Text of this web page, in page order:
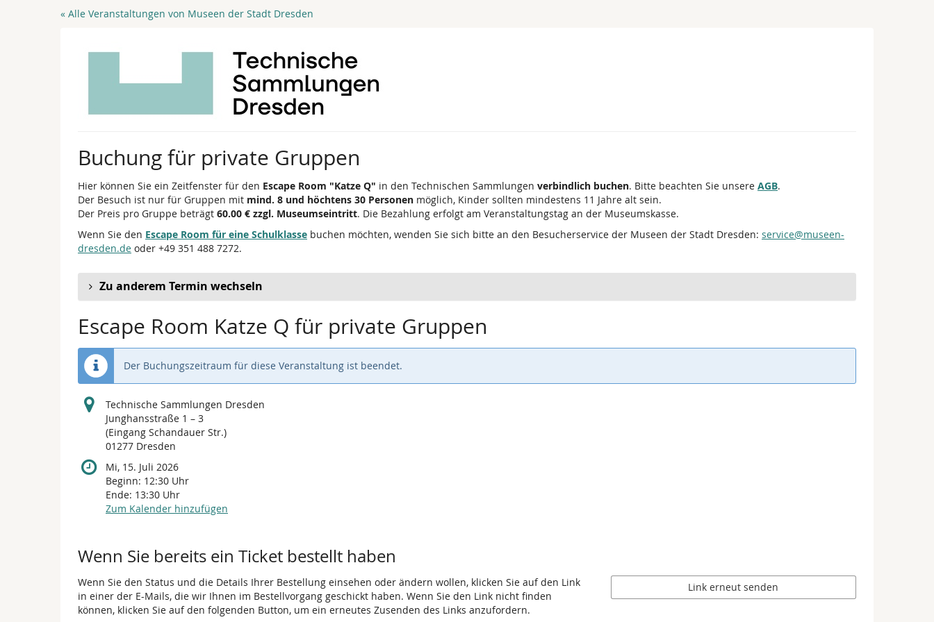
« Alle Veranstaltungen von Museen der Stadt Dresden
Buchung für private Gruppen
Hier können Sie ein Zeitfenster für den Escape Room "Katze Q" in den Technischen Sammlungen verbindlich buchen. Bitte beachten Sie unsere AGB.
Der Besuch ist nur für Gruppen mit mind. 8 und höchtens 30 Personen möglich, Kinder sollten mindestens 11 Jahre alt sein.
Der Preis pro Gruppe beträgt 60.00 € zzgl. Museumseintritt. Die Bezahlung erfolgt am Veranstaltungstag an der Museumskasse.
Wenn Sie den Escape Room für eine Schulklasse buchen möchten, wenden Sie sich bitte an den Besucherservice der Museen der Stadt Dresden: service@museen-
dresden.de oder +49 351 488 7272.
Zu anderem Termin wechseln
Escape Room Katze Q für private Gruppen
Der Buchungszeitraum für diese Veranstaltung ist beendet.
Technische Sammlungen Dresden
Junghansstraße 1 – 3
(Eingang Schandauer Str.)
01277 Dresden
Mi, 15. Juli 2026
Beginn: 12:30 Uhr
Ende: 13:30 Uhr
Zum Kalender hinzufügen
Wenn Sie bereits ein Ticket bestellt haben
Wenn Sie den Status und die Details Ihrer Bestellung einsehen oder ändern wollen, klicken Sie auf den Link
in einer der E-Mails, die wir Ihnen im Bestellvorgang geschickt haben. Wenn Sie den Link nicht finden
können, klicken Sie auf den folgenden Button, um ein erneutes Zusenden des Links anzufordern.
Link erneut senden